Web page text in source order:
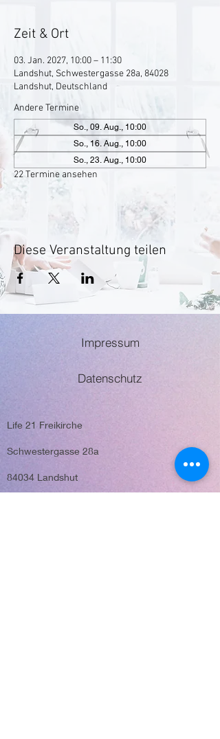
Zeit & Ort
03. Jan. 2027, 10:00 – 11:30
Landshut, Schwestergasse 28a, 84028
Landshut, Deutschland
Andere Termine
So., 09. Aug., 10:00
So., 16. Aug., 10:00
So., 23. Aug., 10:00
22 Termine ansehen
Diese Veranstaltung teilen
Impressum
Datenschutz
Life 21 Freikirche
Schwestergasse 28a
84034 Landshut